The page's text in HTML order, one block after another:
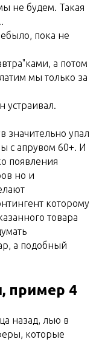
не будем. Такая
пока не
а потом
мы только за
устраивал.
значительно упал
с апрувом 60+. И
появления
но и
которому
товара
а подобный
пример 4
назад, лью в
которые